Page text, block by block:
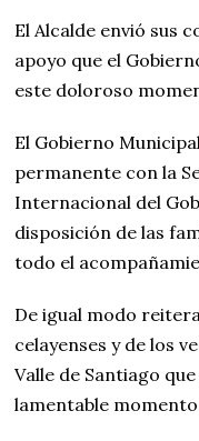
El Alcalde envió sus
apoyo que el
este doloroso
El Gobierno
permanente con la
Internacional del
disposición de las
todo el
De igual modo
celayenses y de los
Valle de Santiago
lamentable